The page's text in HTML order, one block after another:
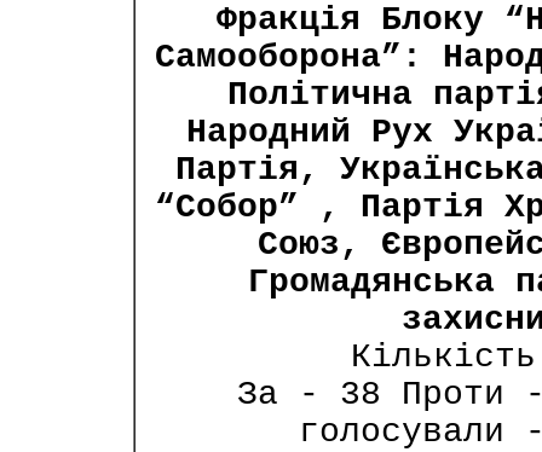
Фракція Блоку
Самооборона”:
Політична
Народний Рух
Партія,
“Собор” , Партія
Союз,
Громадянська
За - 38 Проти